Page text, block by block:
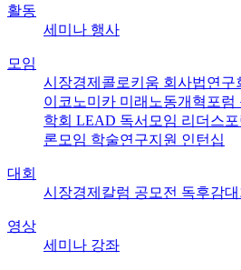
활동
세미나 행사
모임
시장경제콜로키움 회사법연구
이코노미카 미래노동개혁포럼
학회 LEAD 독서모임 리더스포
론모임 학술연구지원 인턴십
대회
시장경제칼럼 공모전 독후감대
영상
세미나 강좌